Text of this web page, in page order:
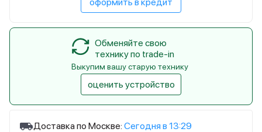
Доставка по Москве: Сегодня в 13:29
Обменяйте свою
технику по trade-in
Выкупим вашу старую технику
оценить устройство